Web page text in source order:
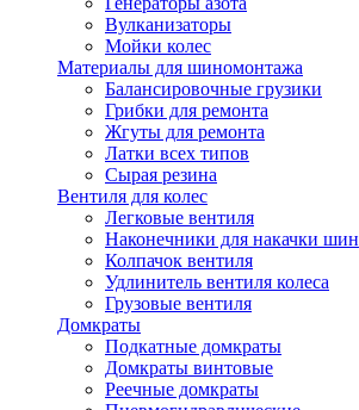
Вулканизаторы
Мойки колес
Материалы для шиномонтажа
Балансировочные грузики
Грибки для ремонта
Жгуты для ремонта
Латки всех типов
Сырая резина
Вентиля для колес
Легковые вентиля
Наконечники для накачки шин
Колпачок вентиля
Удлинитель вентиля колеса
Грузовые вентиля
Домкраты
Подкатные домкраты
Домкраты винтовые
Реечные домкраты